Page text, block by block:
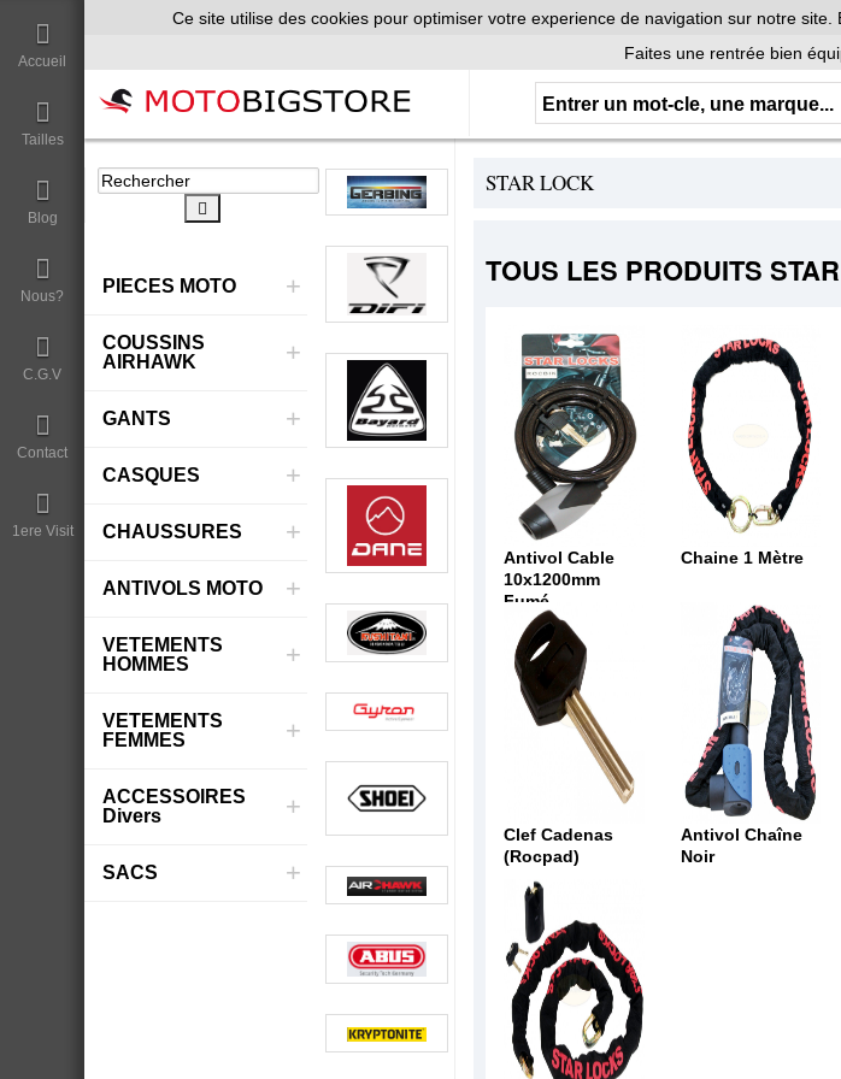
Accueil
Tailles
Blog
Nous?
C.G.V
Contact
1ere Visit
Ce site utilise des cookies pour optimiser votre experience de navigation sur notre
Faites une rentrée bien
PIECES MOTO +
COUSSINS
AIRHAWK
+
GANTS +
CASQUES +
CHAUSSURES +
ANTIVOLS MOTO +
VETEMENTS
HOMMES
+
VETEMENTS
FEMMES
+
ACCESSOIRES
Divers
+
SACS +
STAR LOCK
TOUS LES PRODUITS
Antivol Cable
10x1200mm
Fumé
Chaine 1 Mètre
Clef Cadenas
(Rocpad)
Antivol Chaîne
Noir